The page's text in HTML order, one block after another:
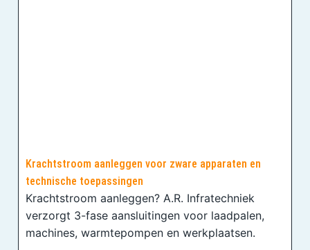
Krachtstroom aanleggen voor zware apparaten en
technische toepassingen
Krachtstroom aanleggen? A.R. Infratechniek
verzorgt 3-fase aansluitingen voor laadpalen,
machines, warmtepompen en werkplaatsen.